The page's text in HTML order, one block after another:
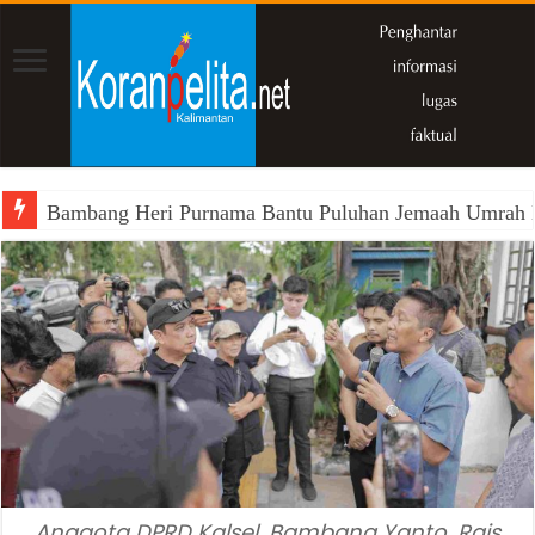
Bambang Heri Purnama Bantu Puluhan Jemaah